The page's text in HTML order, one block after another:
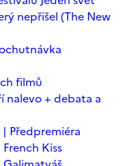
nepřišel (The New
filmů
nalevo + debata a
Předpremiéra
Kiss